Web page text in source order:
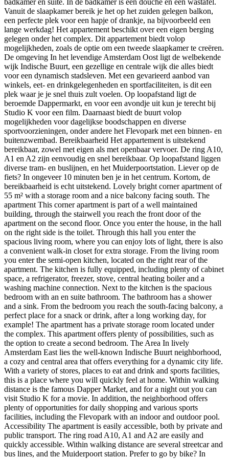
badkamer en suite. In de badkamer is een douche en een wastafel.
Vanuit de slaapkamer bereik je het op het zuiden gelegen balkon,
een perfecte plek voor een hapje of drankje, na bijvoorbeeld een
lange werkdag! Het appartement beschikt over een eigen berging
gelegen onder het complex. Dit appartement biedt volop
mogelijkheden, zoals de optie om een tweede slaapkamer te creëren.
De omgeving In het levendige Amsterdam Oost ligt de welbekende
wijk Indische Buurt, een gezellige en centrale wijk die alles biedt
voor een dynamisch stadsleven. Met een gevarieerd aanbod van
winkels, eet- en drinkgelegenheden en sportfaciliteiten, is dit een
plek waar je je snel thuis zult voelen. Op loopafstand ligt de
beroemde Dappermarkt, en voor een avondje uit kun je terecht bij
Studio K voor een film. Daarnaast biedt de buurt volop
mogelijkheden voor dagelijkse boodschappen en diverse
sportvoorzieningen, onder andere het Flevopark met een binnen- en
buitenzwembad. Bereikbaarheid Het appartement is uitstekend
bereikbaar, zowel met eigen als met openbaar vervoer. De ring A10,
A1 en A2 zijn eenvoudig en snel bereikbaar. Op loopafstand liggen
diverse tram- en buslijnen, en het Muiderpoortstation. Liever op de
fiets? In ongeveer 10 minuten ben je in het centrum. Kortom, de
bereikbaarheid is echt uitstekend. Lovely bright corner apartment of
55 m² with a storage room and a nice balcony facing south. The
apartment This corner apartment is part of a well maintained
building, through the stairwell you reach the front door of the
apartment on the second floor. Once you enter the house, in the hall
on the right side is the toilet. Through this hall you enter the
spacious living room, where you can enjoy lots of light, there is also
a convenient walk-in closet for extra storage. From the living room
you enter the semi-open kitchen, located on the right rear of the
apartment. The kitchen is fully equipped, including plenty of cabinet
space, a refrigerator, freezer, stove, central heating boiler and a
washing machine connection. Next to the kitchen is the spacious
bedroom with an en suite bathroom. The bathroom has a shower
and a sink. From the bedroom you reach the south-facing balcony, a
perfect place for a snack or drink, after a long working day, for
example! The apartment has a private storage room located under
the complex. This apartment offers plenty of possibilities, such as
the option to create a second bedroom. The Area In lively
Amsterdam East lies the well-known Indische Buurt neighborhood,
a cozy and central area that offers everything for a dynamic city life.
With a variety of stores, places to eat and drink and sports facilities,
this is a place where you will quickly feel at home. Within walking
distance is the famous Dapper Market, and for a night out you can
visit Studio K for a movie. In addition, the neighborhood offers
plenty of opportunities for daily shopping and various sports
facilities, including the Flevopark with an indoor and outdoor pool.
Accessibility The apartment is easily accessible, both by private and
public transport. The ring road A10, A1 and A2 are easily and
quickly accessible. Within walking distance are several streetcar and
bus lines, and the Muiderpoort station. Prefer to go by bike? In